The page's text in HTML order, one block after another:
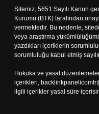
Sitemiz, 5651 Sayılı Kanun
Kurumu (BTK) tarafından
vermektedir. Bu nedenle,
veya araştırma
yazdıkları içeriklerin
sorumluluğu kabul etmiş
Hukuka ve yasal
içerikleri,
ilgili içerikler yasal süre